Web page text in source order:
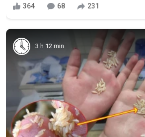
364 68 231
3 h 12 min